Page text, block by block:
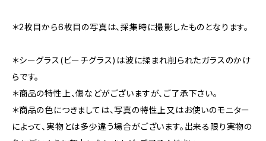
＊2枚目から6枚目の写真は、採集時に撮影したものとなります。
＊シーグラス(ビーチグラス)は波に揉まれ削られたガラスのかけ
らです。
＊商品の特性上、傷などがございますが、ご了承下さい。
＊商品の色につきましては、写真の特性上又はお使いのモニター
によって、実物とは多少違う場合がございます。出来る限り実物の